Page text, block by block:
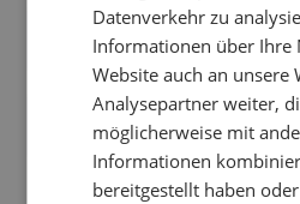
Wie viele Blinder kann
verbinden (Daisy-Chain)?
Passt das komplette 4er-
normalen PKW?
Datenverkehr zu
Informationen über Ihre
Website auch an unsere
Analysepartner weiter,
möglicherweise mit
Informationen
bereitgestellt haben